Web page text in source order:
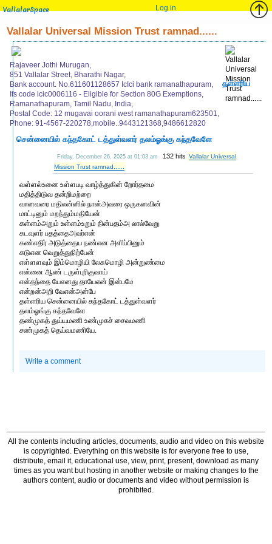
VallalarSpace Log in
Vallalar Universal Mission Trust ramnad......
Rajaveer Jothi Murugan,
851 Vallalar Street, Bharathi Nagar,
Bank account. No.611601128657 IcIci bank ramanathapuram,
Ifs code icic0006116 - Eligible for Section 80G Exemptions,
Ramanathapuram, Tamil Nadu, India,
Postal Code: 12 mugavai oorani west ramanathapuram623501,
Phone: 91-4567-220278,mobile..9443121368,9486612820
தள்ளரிய
சென்னையில் கந்தகோட் டத்துள்வளர் தலம்ஓங்கு கந்தவேளே
Friday, December 26, 2025 at 01:03 am 132 hits Vallalar Universal
Mission Trust ramnad......
வள்ளல்உனை உள்ளபடி வாழ்த்துகின் றோர்தமை
மதித்திடுவ தன்றிமற்றை
வானவரை மதிஎன்னில் நான்அவரை ஒருகனவின்
மாட்டினும் மறந்தும்மதியேன்
கள்ளம்அறும் உள்ளம்உறும் நின்பதம்அ லால்வேறு
கடவுளர் பதத்தைஅவர்என்
கண்எதிர் அடுத்தைய நண்என அளிப்பினும்
கடுஎன வெறுத்துநிற்பேன்
எள்ளளவும் இம்மொழியி லேசுமொழி அன்றுண்மை
என்னை ஆண் டருள்புரிகுவாய்
என்தந்தை யேஎனது தாயேஎன் இன்பமே
என்றன்அறி வேஎன்அன்பே
தள்ளரிய சென்னையில் கந்தகோட் டத்துள்வளர்
தலம்ஓங்கு கந்தவேளே
தண்முகத் துய்யமணி உண்முகச் சைவமணி
சண்முகத் தெய்வமணியே.
Write a comment
All the contents including articles, documents, audio and video on this website
is copyrighted. Everything on this website is for everyone free to use,
distribute, email it, educational use, view, print, present, download as many
times as you want but hosting in another website or making changes to the
authors content, audio or documents and video without permission is
prohibited.